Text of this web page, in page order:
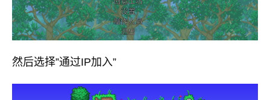
然后选择”通过IP加入”